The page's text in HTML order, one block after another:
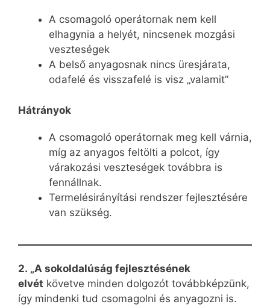
A csomagoló operátornak nem kell
elhagynia a helyét, nincsenek mozgási
veszteségek
A belső anyagosnak nincs üresjárata,
odafelé és visszafelé is visz „valamit”
Hátrányok
A csomagoló operátornak meg kell várnia,
míg az anyagos feltölti a polcot, így
várakozási veszteségek továbbra is
fennállnak.
Termelésirányítási rendszer fejlesztésére
van szükség.
2. „A sokoldalúság fejlesztésének
elvét követve minden dolgozót továbbképzünk,
így mindenki tud csomagolni és anyagozni is.